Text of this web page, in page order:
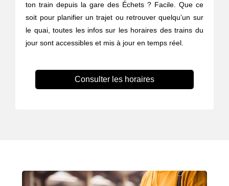
ton train depuis la gare des Échets ? Facile. Que ce
soit pour planifier un trajet ou retrouver quelqu’un sur
le quai, toutes les infos sur les horaires des trains du
jour sont accessibles et mis à jour en temps réel.
Consulter les horaires